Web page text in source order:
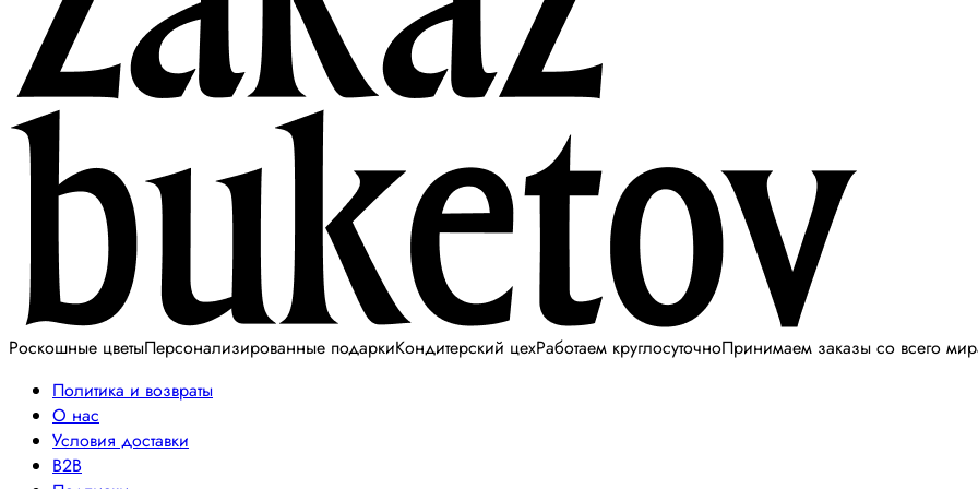
Роскошные цветыПерсонализированные подаркиКондитерский цехРаботаем круглосуточноПринимаем заказы со всего
Политика и возвраты
О нас
Условия доставки
B2B